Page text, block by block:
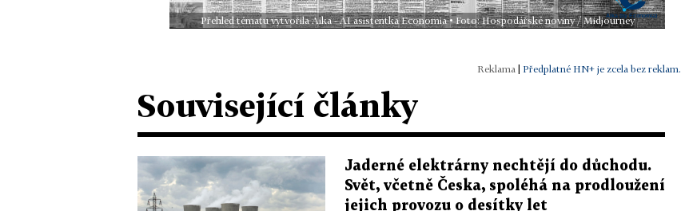
Přehled tématu vytvořila Aika - AI asistentka Economia • Foto: Hospodářské noviny / Midjourney
Předplatné HN+ je zcela bez reklam.
Související články
Jaderné elektrárny nechtějí do důchodu.
Svět, včetně Česka, spoléhá na prodloužení
jejich provozu o desítky let